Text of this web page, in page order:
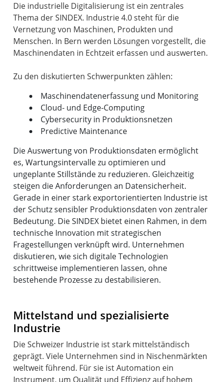
Die industrielle Digitalisierung ist ein zentrales
Thema der SINDEX. Industrie 4.0 steht für die
Vernetzung von Maschinen, Produkten und
Menschen. In Bern werden Lösungen vorgestellt, die
Maschinendaten in Echtzeit erfassen und auswerten.
Maschinendatenerfassung und Monitoring
Cloud- und Edge-Computing
Cybersecurity in Produktionsnetzen
Predictive Maintenance
Die Auswertung von Produktionsdaten ermöglicht
es, Wartungsintervalle zu optimieren und
ungeplante Stillstände zu reduzieren. Gleichzeitig
steigen die Anforderungen an Datensicherheit.
Gerade in einer stark exportorientierten Industrie ist
der Schutz sensibler Produktionsdaten von zentraler
Bedeutung. Die SINDEX bietet einen Rahmen, in dem
technische Innovation mit strategischen
Fragestellungen verknüpft wird. Unternehmen
diskutieren, wie sich digitale Technologien
schrittweise implementieren lassen, ohne
bestehende Prozesse zu destabilisieren.
Mittelstand und spezialisierte
Industrie
Die Schweizer Industrie ist stark mittelständisch
geprägt. Viele Unternehmen sind in Nischenmärkten
weltweit führend. Für sie ist Automation ein
Instrument, um Qualität und Effizienz auf hohem